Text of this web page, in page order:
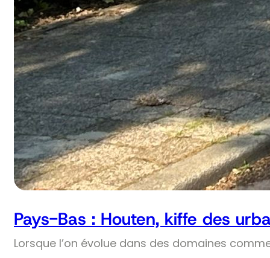
Pays-Bas : Houten, kiffe des
Lorsque l’on évolue dans des domaines